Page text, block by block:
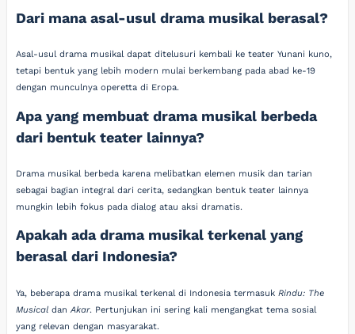
Dari mana asal-usul drama musikal berasal?
Asal-usul drama musikal dapat ditelusuri kembali ke teater Yunani kuno,
tetapi bentuk yang lebih modern mulai berkembang pada abad ke-19
dengan munculnya operetta di Eropa.
Apa yang membuat drama musikal berbeda
dari bentuk teater lainnya?
Drama musikal berbeda karena melibatkan elemen musik dan tarian
sebagai bagian integral dari cerita, sedangkan bentuk teater lainnya
mungkin lebih fokus pada dialog atau aksi dramatis.
Apakah ada drama musikal terkenal yang
berasal dari Indonesia?
Ya, beberapa drama musikal terkenal di Indonesia termasukRindu: The
Musical danAkar. Pertunjukan ini sering kali mengangkat tema sosial
yang relevan dengan masyarakat.